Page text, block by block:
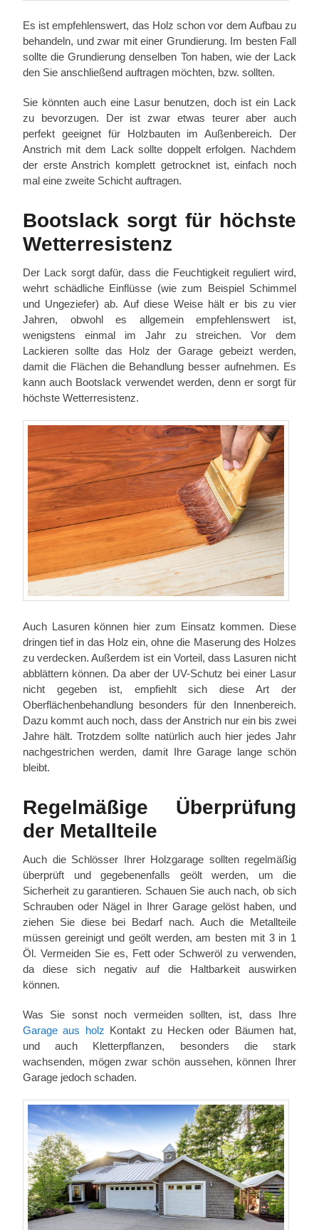
Es ist empfehlenswert, das Holz schon vor dem Aufbau zu
behandeln, und zwar mit einer Grundierung. Im besten Fall
sollte die Grundierung denselben Ton haben, wie der Lack
den Sie anschließend auftragen möchten, bzw. sollten.
Sie könnten auch eine Lasur benutzen, doch ist ein Lack
zu bevorzugen. Der ist zwar etwas teurer aber auch
perfekt geeignet für Holzbauten im Außenbereich. Der
Anstrich mit dem Lack sollte doppelt erfolgen. Nachdem
der erste Anstrich komplett getrocknet ist, einfach noch
mal eine zweite Schicht auftragen.
Bootslack sorgt für höchste
Wetterresistenz
Der Lack sorgt dafür, dass die Feuchtigkeit reguliert wird,
wehrt schädliche Einflüsse (wie zum Beispiel Schimmel
und Ungeziefer) ab. Auf diese Weise hält er bis zu vier
Jahren, obwohl es allgemein empfehlenswert ist,
wenigstens einmal im Jahr zu streichen. Vor dem
Lackieren sollte das Holz der Garage gebeizt werden,
damit die Flächen die Behandlung besser aufnehmen. Es
kann auch Bootslack verwendet werden, denn er sorgt für
höchste Wetterresistenz.
Auch Lasuren können hier zum Einsatz kommen. Diese
dringen tief in das Holz ein, ohne die Maserung des Holzes
zu verdecken. Außerdem ist ein Vorteil, dass Lasuren nicht
abblättern können. Da aber der UV-Schutz bei einer Lasur
nicht gegeben ist, empfiehlt sich diese Art der
Oberflächenbehandlung besonders für den Innenbereich.
Dazu kommt auch noch, dass der Anstrich nur ein bis zwei
Jahre hält. Trotzdem sollte natürlich auch hier jedes Jahr
nachgestrichen werden, damit Ihre Garage lange schön
bleibt.
Regelmäßige Überprüfung
der Metallteile
Auch die Schlösser Ihrer Holzgarage sollten regelmäßig
überprüft und gegebenenfalls geölt werden, um die
Sicherheit zu garantieren. Schauen Sie auch nach, ob sich
Schrauben oder Nägel in Ihrer Garage gelöst haben, und
ziehen Sie diese bei Bedarf nach. Auch die Metallteile
müssen gereinigt und geölt werden, am besten mit 3 in 1
Öl. Vermeiden Sie es, Fett oder Schweröl zu verwenden,
da diese sich negativ auf die Haltbarkeit auswirken
können.
Was Sie sonst noch vermeiden sollten, ist, dass Ihre
Garage aus holz Kontakt zu Hecken oder Bäumen hat,
und auch Kletterpflanzen, besonders die stark
wachsenden, mögen zwar schön aussehen, können Ihrer
Garage jedoch schaden.